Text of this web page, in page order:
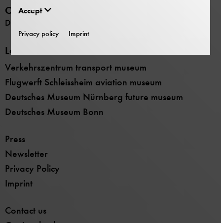
Opening hours
Daily 9:00 –17:00
Locations
Verkehrszentrum transport museum
Flugwerft Schleissheim aviation museum
Deutsches Museum Nürnberg future museum
Deutsches Museum Bonn
Press
Newsletter
Privacy Policy
Imprint
Contact us
Accept
Privacy policy Imprint